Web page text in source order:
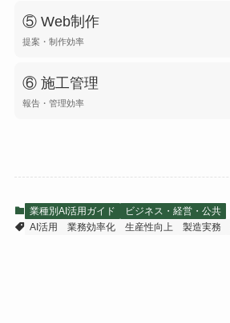
⑤ Web制作
提案・制作効率
⑥ 施工管理
報告・管理効率
業種別AI活用ガイド
ビジネス・経営・公共
AI活用
業務効率化 生産性向上 製造実務